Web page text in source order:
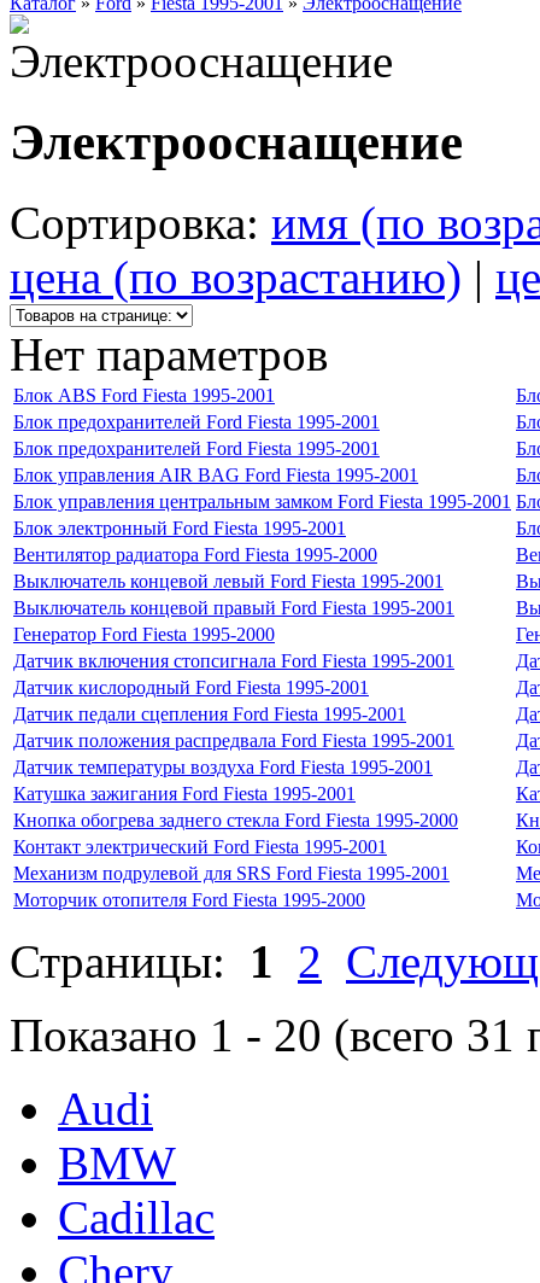
Электрооснащение
Сортировка: имя (по
цена (по возрастанию) |
Нет параметров
Блок ABS Ford Fiesta 1995-2001
Блок предохранителей Ford Fiesta 1995-2001
Блок предохранителей Ford Fiesta 1995-2001
Блок управления AIR BAG Ford Fiesta 1995-2001
Блок управления центральным замком Ford Fiesta 1995-2001
Блок электронный Ford Fiesta 1995-2001
Вентилятор радиатора Ford Fiesta 1995-2000
Выключатель концевой левый Ford Fiesta 1995-2001
Выключатель концевой правый Ford Fiesta 1995-2001
Генератор Ford Fiesta 1995-2000
Датчик включения стопсигнала Ford Fiesta 1995-2001
Датчик кислородный Ford Fiesta 1995-2001
Датчик педали сцепления Ford Fiesta 1995-2001
Датчик положения распредвала Ford Fiesta 1995-2001
Датчик температуры воздуха Ford Fiesta 1995-2001
Катушка зажигания Ford Fiesta 1995-2001
Кнопка обогрева заднего стекла Ford Fiesta 1995-2000
Контакт электрический Ford Fiesta 1995-2001
Механизм подрулевой для SRS Ford Fiesta 1995-2001
Моторчик отопителя Ford Fiesta 1995-2000
Страницы: 1 2
Показано 1 - 20 (всего 31
Audi
BMW
Cadillac
Chery